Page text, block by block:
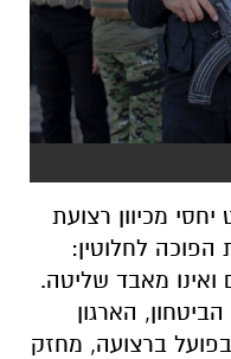
מכיוון רצועת
לחלוטין:
ואינו מאבד שליטה.
הארגון
ברצועה, מחזק